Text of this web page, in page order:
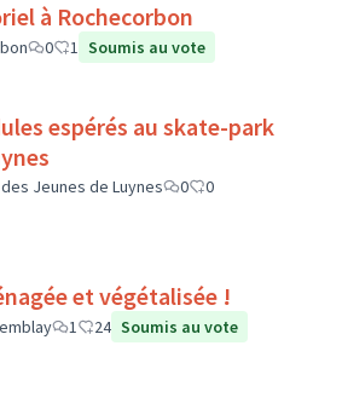
à Rochecorbon
0 1 Soumis au vote
espérés au skate-park
Jeunes de Luynes 0
0
et végétalisée !
1 24 Soumis au vote